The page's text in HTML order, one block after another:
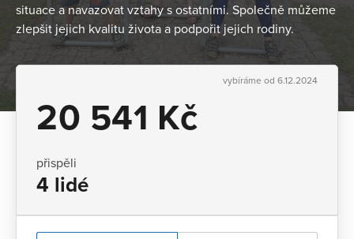
situace a navazovat vztahy s ostatními. Společně můžeme
zlepšit jejich kvalitu života a podpořit jejich rodiny.
vybíráme od 6.12.2024
20 541 Kč
přispěli
4 lidé